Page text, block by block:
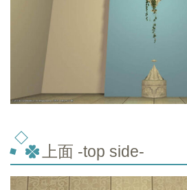
上面 -top side-